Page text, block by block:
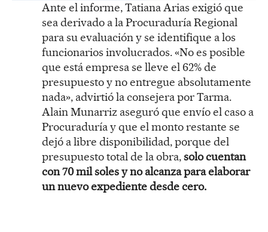
Ante el informe, Tatiana Arias exigió que
sea derivado a la Procuraduría Regional
para su evaluación y se identifique a los
funcionarios involucrados. «No es posible
que está empresa se lleve el 62% de
presupuesto y no entregue absolutamente
nada», advirtió la consejera por Tarma.
Alain Munarriz aseguró que envío el caso a
Procuraduría y que el monto restante se
dejó a libre disponibilidad, porque del
presupuesto total de la obra,solo cuentan
con 70 mil soles y no alcanza para elaborar
un nuevo expediente desde cero.